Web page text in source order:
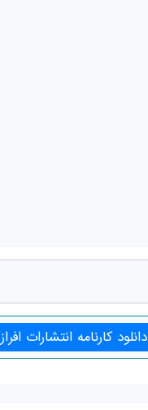
دانلود کارنامه انتشارات افراز